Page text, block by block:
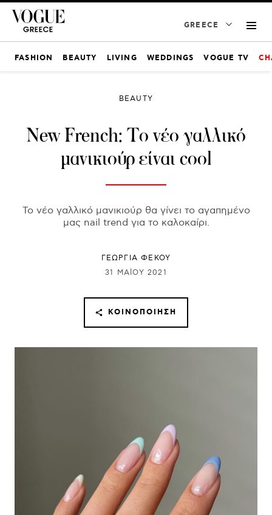
GREECE
FASHION BEAUTY LIVING WEDDINGS VOGUE TV
BEAUTY
New French: Το νέο γαλλικό
μανικιούρ είναι cool
Το νέο γαλλικό μανικιούρ θα γίνει το αγαπημένο
μας nail trend για το καλοκαίρι.
ΓΕΩΡΓΙΑ ΦΕΚΟΥ
31 ΜΑΪ́ΟΥ 2021
ΚΟΙΝΟΠΟΊΗΣΗ